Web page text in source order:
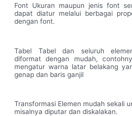
Font Ukuran maupun jenis font
dapat diatur melalui berbagai
dengan font.
Tabel Tabel dan seluruh
diformat dengan mudah,
mengatur warna latar belakang
genap dan baris ganjil
Transformasi Elemen mudah sekali
misalnya diputar dan diskalakan.